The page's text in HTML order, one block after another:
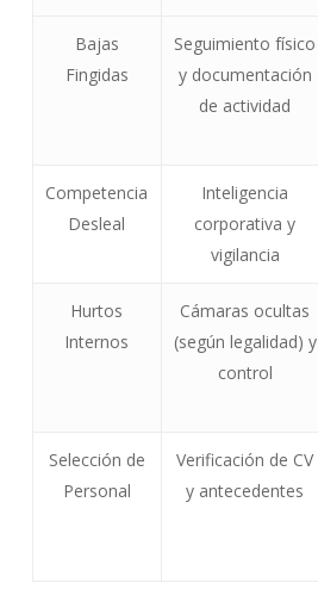
Bajas
Fingidas
Seguimiento físico
y documentación
de actividad
Competencia
Desleal
Inteligencia
corporativa y
vigilancia
Hurtos
Internos
Cámaras ocultas
(según legalidad) y
control
Selección de
Personal
Verificación de CV
y antecedentes